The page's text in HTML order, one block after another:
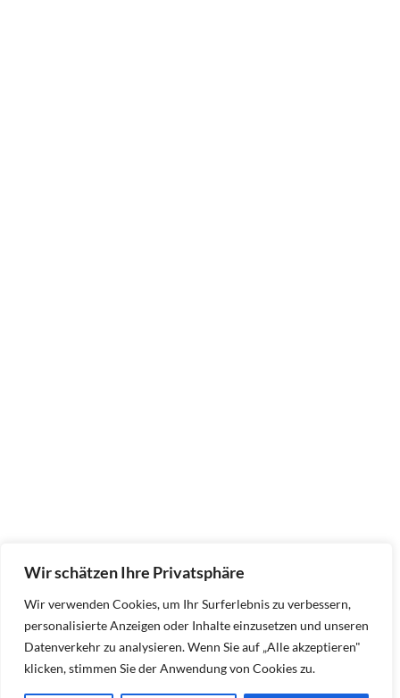
Wir schätzen Ihre Privatsphäre
Wir verwenden Cookies, um Ihr Surferlebnis zu verbessern,
personalisierte Anzeigen oder Inhalte einzusetzen und unseren
Datenverkehr zu analysieren. Wenn Sie auf „Alle akzeptieren"
klicken, stimmen Sie der Anwendung von Cookies zu.